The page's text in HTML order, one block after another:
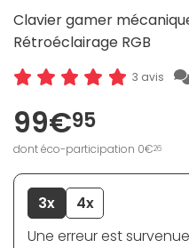
Clavier gamer
Rétroéclairage RGB
3 avis
99€95
dont éco-participation 0€26
3x
4x
Une erreur est survenue